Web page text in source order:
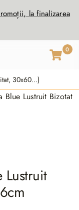
la finalizarea
0
Lustruit